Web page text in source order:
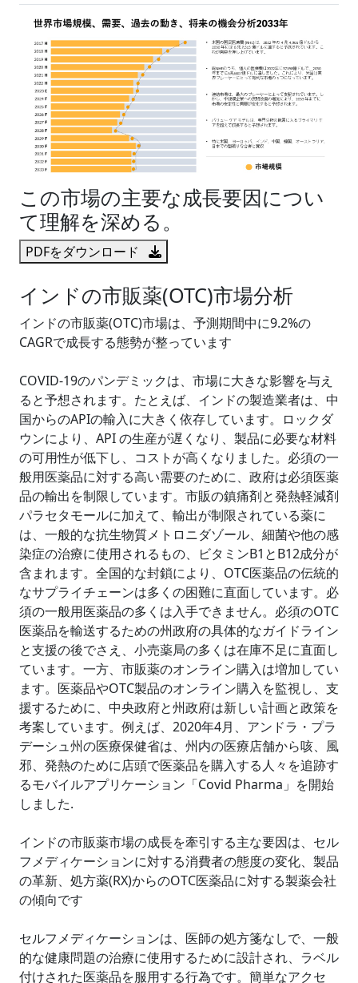
この市場の主要な成長要因につい
て理解を深める。
PDFをダウンロード
インドの市販薬(OTC)市場分析
インドの市販薬(OTC)市場は、予測期間中に9.2%の
CAGRで成長する態勢が整っています
COVID-19のパンデミックは、市場に大きな影響を与え
ると予想されます。たとえば、インドの製造業者は、中
国からのAPIの輸入に大きく依存しています。ロックダ
ウンにより、API の生産が遅くなり、製品に必要な材料
の可用性が低下し、コストが高くなりました。必須の一
般用医薬品に対する高い需要のために、政府は必須医薬
品の輸出を制限しています。市販の鎮痛剤と発熱軽減剤
パラセタモールに加えて、輸出が制限されている薬に
は、一般的な抗生物質メトロニダゾール、細菌や他の感
染症の治療に使用されるもの、ビタミンB1とB12成分が
含まれます。全国的な封鎖により、OTC医薬品の伝統的
なサプライチェーンは多くの困難に直面しています。必
須の一般用医薬品の多くは入手できません。必須のOTC
医薬品を輸送するための州政府の具体的なガイドライン
と支援の後でさえ、小売薬局の多くは在庫不足に直面し
ています。一方、市販薬のオンライン購入は増加してい
ます。医薬品やOTC製品のオンライン購入を監視し、支
援するために、中央政府と州政府は新しい計画と政策を
考案しています。例えば、2020年4月、アンドラ・プラ
デーシュ州の医療保健省は、州内の医療店舗から咳、風
邪、発熱のために店頭で医薬品を購入する人々を追跡す
るモバイルアプリケーション「Covid Pharma」を開始
しました.
インドの市販薬市場の成長を牽引する主な要因は、セル
フメディケーションに対する消費者の態度の変化、製品
の革新、処方薬(RX)からのOTC医薬品に対する製薬会社
の傾向です
セルフメディケーションは、医師の処方箋なしで、一般
的な健康問題の治療に使用するために設計され、ラベル
付けされた医薬品を服用する行為です。簡単なアクセ